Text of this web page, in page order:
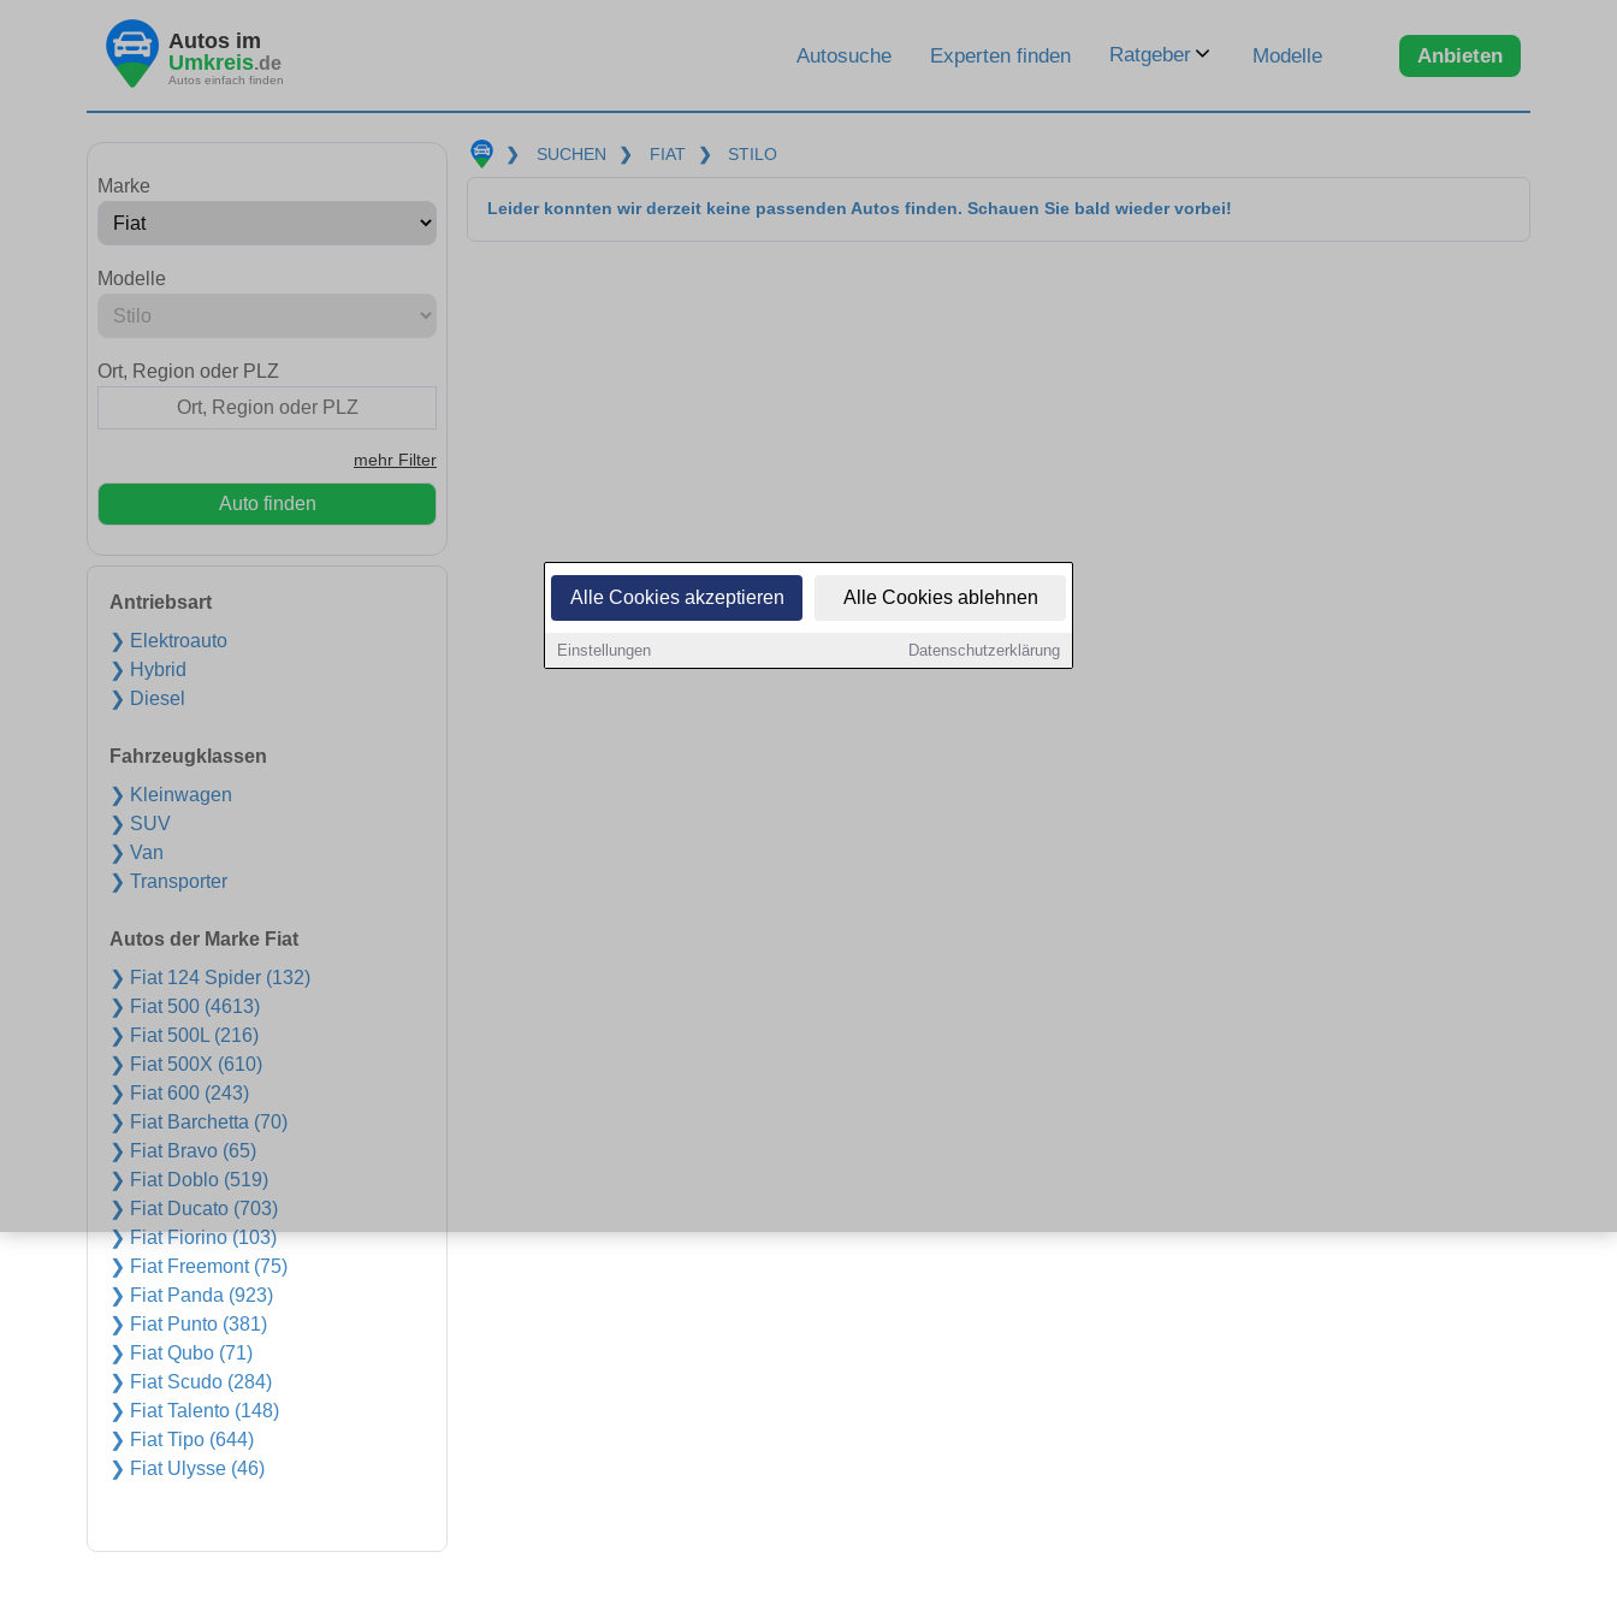
Alle Cookies akzeptieren Alle Cookies ablehnen
Einstellungen Datenschutzerklärung
Autos im
Umkreis.de
Autos einfach finden
Autosuche Experten finden Ratgeber Modelle Anbieten
Marke
Modelle
Ort, Region oder PLZ
mehr Filter
Auto finden
Antriebsart
❯ Elektroauto
❯ Hybrid
❯ Diesel
Fahrzeugklassen
❯ Kleinwagen
❯ SUV
❯ Van
❯ Transporter
Autos der Marke Fiat
❯ Fiat 124 Spider (132)
❯ Fiat 500 (4613)
❯ Fiat 500L (216)
❯ Fiat 500X (610)
❯ Fiat 600 (243)
❯ Fiat Barchetta (70)
❯ Fiat Bravo (65)
❯ Fiat Doblo (519)
❯ Fiat Ducato (703)
❯ Fiat Fiorino (103)
❯ Fiat Freemont (75)
❯ Fiat Panda (923)
❯ Fiat Punto (381)
❯ Fiat Qubo (71)
❯ Fiat Scudo (284)
❯ Fiat Talento (148)
❯ Fiat Tipo (644)
❯ Fiat Ulysse (46)
❯ SUCHEN ❯ FIAT ❯ STILO
Leider konnten wir derzeit keine passenden Autos finden. Schauen Sie bald wieder vorbei!